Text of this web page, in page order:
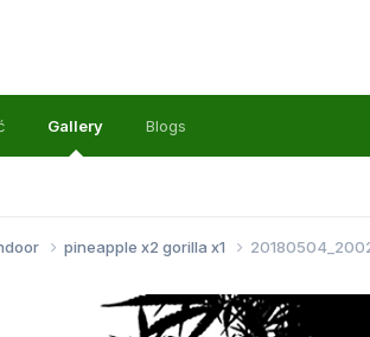
Gallery Blogs
pineapple x2 gorilla x1